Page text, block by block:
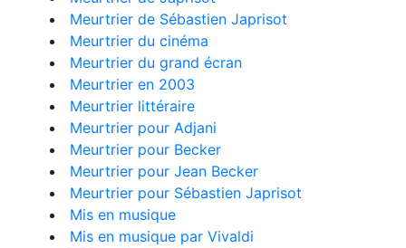
Meurtrier de Sébastien Japrisot
Meurtrier du cinéma
Meurtrier du grand écran
Meurtrier en 2003
Meurtrier littéraire
Meurtrier pour Adjani
Meurtrier pour Becker
Meurtrier pour Jean Becker
Meurtrier pour Sébastien Japrisot
Mis en musique
Mis en musique par Vivaldi